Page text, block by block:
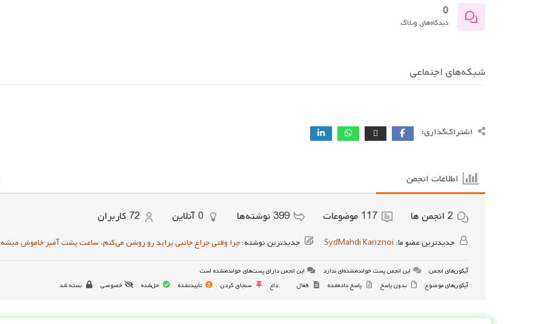
0
دیدگاه‌های وبلاگ
شبکه‌های اجتماعی
اشتراک‌گذاری:
اطلاعات انجمن
2 انجمن ها 117 موضوعات 399 نوشته‌ها 0آنلاین 72 کاربران
جدیدترین عضو ما: SydMahdi Kariznoi جدیدترین نوشته:چرا وقتی چراغ جانبی پراید رو روشن می‌کنم، ساعت پشت آمپر خاموش میشه
آیکون‌های انجمن: این انجمن پست خوانده‌نشده‌ای ندارد
این انجمن دارای پست‌های خوانده‌نشده است
آیکون‌های موضوع:
بدون پاسخ پاسخ داده‌شده فعال داغ سنجاق کردن تأییدنشده حل‌شده خصوصی بسته شد